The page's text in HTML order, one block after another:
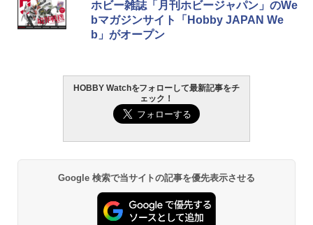
ホビー雑誌「月刊ホビージャパン」のWe
bマガジンサイト「Hobby JAPAN We
b」がオープン
HOBBY Watchをフォローして最新記事をチ
ェック！
Google 検索で当サイトの記事を優先表示させる